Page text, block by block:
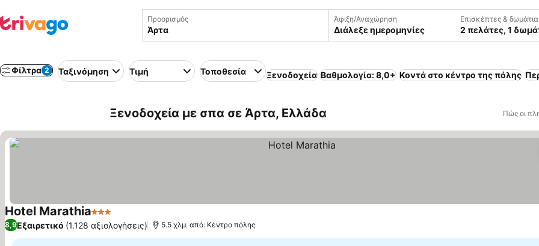
Προορισμός Άφιξη/Αναχώρηση
Διάλεξε ημερομηνίες
Επισκέπτες & δωμάτια
2 πελάτες, 1
Φίλτρα 2 Ταξινόμηση Τιμή Τοποθεσία Ξενοδοχεία Βαθμολογία: 8,0+ Κοντά στο κέντρο της πόλης
Ξενοδοχεία με σπα σε Άρτα, Ελλάδα Πώς οι
Hotel Marathia3 Αστέρια
8,9Εξαιρετικό (1.128 αξιολογήσεις) 5.5 χλμ. από: Κέντρο πόλης